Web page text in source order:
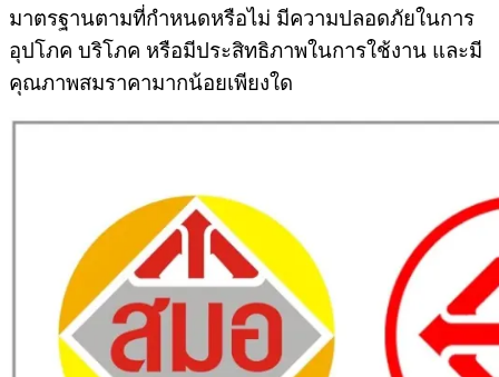
มาตรฐานตามที่กำหนดหรือไม่ มีความปลอดภัยในการ
อุปโภค บริโภค หรือมีประสิทธิภาพในการใช้งาน และมี
คุณภาพสมราคามากน้อยเพียงใด